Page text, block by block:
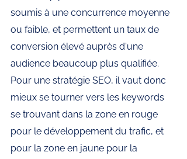
soumis à une concurrence moyenne
ou faible, et permettent un taux de
conversion élevé auprès d'une
audience beaucoup plus qualifiée.
Pour une stratégie SEO, il vaut donc
mieux se tourner vers les keywords
se trouvant dans la zone en rouge
pour le développement du trafic, et
pour la zone en jaune pour la